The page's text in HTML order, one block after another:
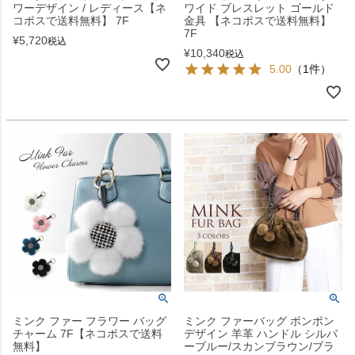
ワーデザイン / レディース【ネ
コポスで送料無料】 7F
¥5,720税込
ワイド ブレスレット ゴールド
金具 【ネコポスで送料無料】
7F
¥10,340税込
5.00 （1件）
ミンク ファー フラワー バッグ
チャーム 7F【ネコポスで送料
無料】
ミンク ファーバッグ ポンポン
デザイン 羊革 ハンドル シルバ
ーブルー/スカンブラウン/ブラ